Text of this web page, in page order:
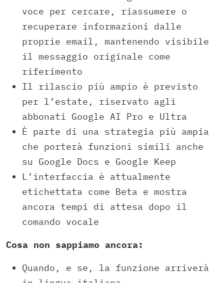
voce per cercare, riassumere o
recuperare informazioni dalle
proprie email, mantenendo visibile
il messaggio originale come
riferimento
Il rilascio più ampio è previsto
per l’estate, riservato agli
abbonati Google AI Pro e Ultra
È parte di una strategia più ampia
che porterà funzioni simili anche
su Google Docs e Google Keep
L’interfaccia è attualmente
etichettata come Beta e mostra
ancora tempi di attesa dopo il
comando vocale
Cosa non sappiamo ancora:
Quando, e se, la funzione arriverà